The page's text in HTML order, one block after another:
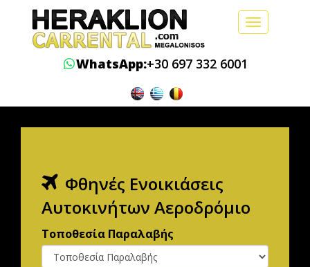
Toggle
WhatsApp:+30 697 332 6001
Φθηνές Ενοικιάσεις
Αυτοκινήτων Αεροδρόμιο
Τοποθεσία Παραλαβής